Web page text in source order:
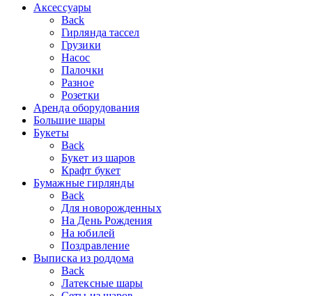
Аксессуары
Back
Гирлянда тассел
Грузики
Насос
Палочки
Разное
Розетки
Аренда оборудования
Большие шары
Букеты
Back
Букет из шаров
Крафт букет
Бумажные гирлянды
Back
Для новорожденных
На День Рождения
На юбилей
Поздравление
Выписка из роддома
Back
Латексные шары